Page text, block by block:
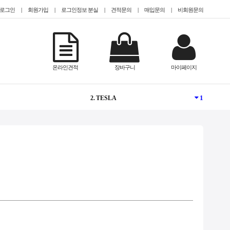
로그인 | 회원가입 | 로그인정보 분실 | 견적문의 | 매입문의 | 비회원문의
마이페이지
장바구니
온라인견적
NEW
1. @Epyc
2. TESLA
-
3. @HDD 미장착
7. #gpu서버임대